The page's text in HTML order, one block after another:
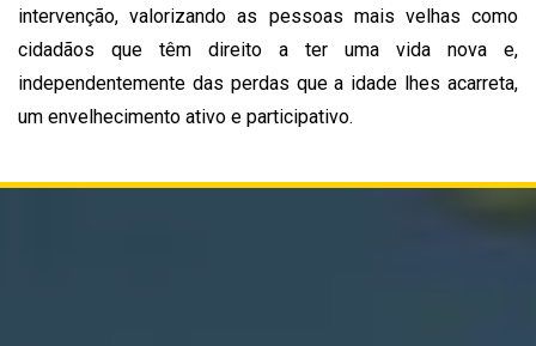
intervenção, valorizando as pessoas mais velhas como
cidadãos que têm direito a ter uma vida nova e,
independentemente das perdas que a idade lhes acarreta,
um envelhecimento ativo e participativo.